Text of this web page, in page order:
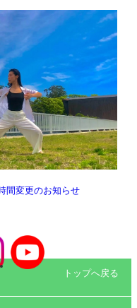
間変更のお知らせ
トップへ戻る